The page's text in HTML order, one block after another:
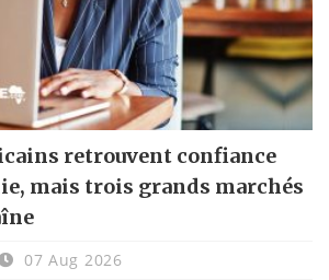
retrouvent confiance
mais trois grands marchés
07 Aug 2026